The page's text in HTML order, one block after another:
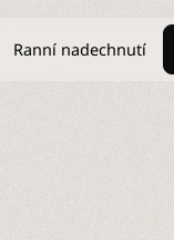
Ranní nadechnutí